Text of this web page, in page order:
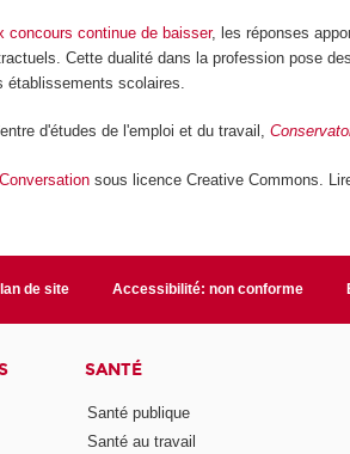
concours continue de baisser, les réponses
Cette dualité dans la profession pose
établissements scolaires.
d'études de l'emploi et du travail,
sous licence Creative Commons.
de site Accessibilité: non conforme
SANTÉ
Santé publique
Santé au travail